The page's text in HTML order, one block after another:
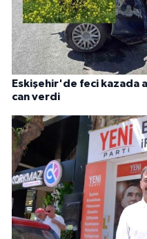
Eskişehir'de feci kazada
can verdi